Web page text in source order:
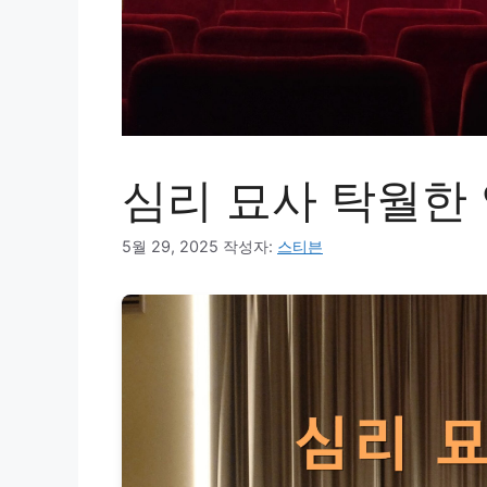
심리 묘사 탁월한
5월 29, 2025 작성자: 스티븐